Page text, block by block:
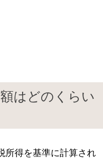
はどのくらい
所得を基準に計算され